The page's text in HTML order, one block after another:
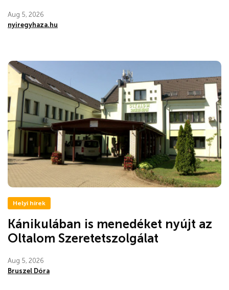
Aug 5, 2026
nyiregyhaza.hu
Helyi hírek
Kánikulában is menedéket nyújt az
Oltalom Szeretetszolgálat
Aug 5, 2026
Bruszel Dóra